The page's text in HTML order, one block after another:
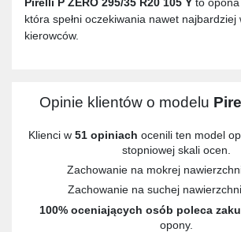
Pirelli P ZERO 295/35 R20 105 Y to
która spełni oczekiwania nawet najbardziej
kierowców.
Opinie klientów o modelu
Klienci w 51 opiniach ocenili ten model
stopniowej skali ocen.
Zachowanie na mokrej
Zachowanie na suchej
100% oceniających osób poleca
opony.